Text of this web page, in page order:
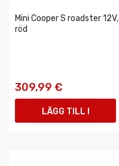
Mini Cooper S roadster 12V,
röd
309,99 €
LÄGG TILL I